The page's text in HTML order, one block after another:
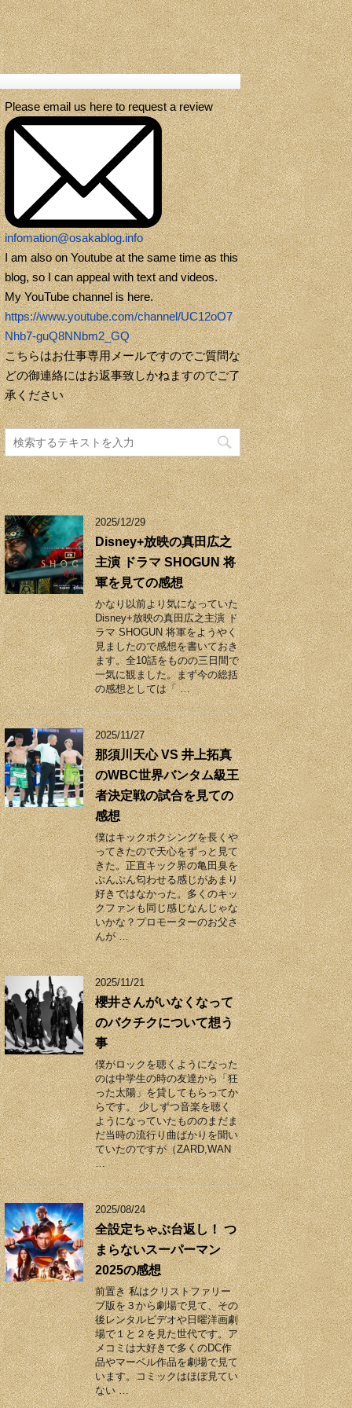
Please email us here to request a review
infomation@osakablog.info
I am also on Youtube at the same time as this
blog, so I can appeal with text and videos.
My YouTube channel is here.
https://www.youtube.com/channel/UC12oO7
Nhb7-guQ8NNbm2_GQ
こちらはお仕事専用メールですのでご質問な
どの御連絡にはお返事致しかねますのでご了
承ください
2025/12/29
Disney+放映の真田広之
主演 ドラマ SHOGUN 将
軍を見ての感想
かなり以前より気になっていた
Disney+放映の真田広之主演 ド
ラマ SHOGUN 将軍をようやく
見ましたので感想を書いておき
ます。全10話をものの三日間で
一気に観ました。まず今の総括
の感想としては「 …
2025/11/27
那須川天心 VS 井上拓真
のWBC世界バンタム級王
者決定戦の試合を見ての
感想
僕はキックボクシングを長くや
ってきたので天心をずっと見て
きた。正直キック界の亀田臭を
ぷんぷん匂わせる感じがあまり
好きではなかった。多くのキッ
クファンも同じ感じなんじゃな
いかな？プロモーターのお父さ
んが …
2025/11/21
櫻井さんがいなくなって
のバクチクについて想う
事
僕がロックを聴くようになった
のは中学生の時の友達から「狂
った太陽」を貸してもらってか
らです。 少しずつ音楽を聴く
ようになっていたもののまだま
だ当時の流行り曲ばかりを聞い
ていたのですが（ZARD,WAN
…
2025/08/24
全設定ちゃぶ台返し！ つ
まらないスーパーマン
2025の感想
前置き 私はクリストファリー
ブ版を３から劇場で見て、その
後レンタルビデオや日曜洋画劇
場で１と２を見た世代です。ア
メコミは大好きで多くのDC作
品やマーベル作品を劇場で見て
います。コミックはほぼ見てい
ない …